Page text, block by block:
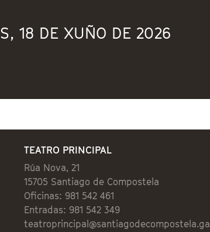
18 DE XUÑO DE 2026
TEATRO PRINCIPAL
Rúa Nova, 21
15705 Santiago de Compostela
Oficinas: 981 542 461
Entradas: 981 542 349
teatroprincipal@santiagodecompostela.gal